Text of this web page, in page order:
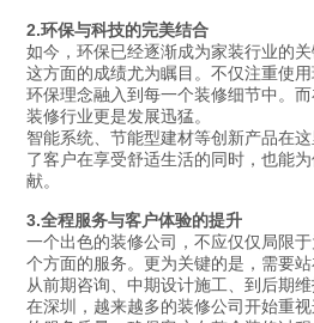
2.环保与科技的完美结合
如今，环保已经逐渐成为家装行业的
这方面的成绩尤为瞩目。不仅注重使
环保理念融入到每一个装修细节中。
装修行业更是发展迅猛。
智能系统、节能型建材等创新产品在
了客户在享受舒适生活的同时，也能
献。
3.全程服务与客户体验的提升
一个出色的装修公司，不应仅仅局限
个方面的服务。更为关键的是，需要
从前期咨询、中期设计施工、到后期维
在深圳，越来越多的装修公司开始重